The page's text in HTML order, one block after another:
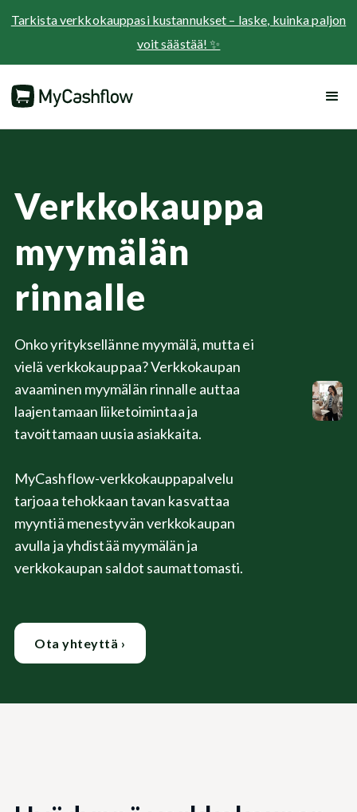
Tarkista verkkokauppasi kustannukset – laske, kuinka paljon
voit säästää! ✨
Verkkokauppa
myymälän
rinnalle
Onko yrityksellänne myymälä, mutta ei
vielä verkkokauppaa? Verkkokaupan
avaaminen myymälän rinnalle auttaa
laajentamaan liiketoimintaa ja
tavoittamaan uusia asiakkaita.
MyCashflow-verkkokauppapalvelu
tarjoaa tehokkaan tavan kasvattaa
myyntiä menestyvän verkkokaupan
avulla ja yhdistää myymälän ja
verkkokaupan saldot saumattomasti.
Ota yhteyttä ›